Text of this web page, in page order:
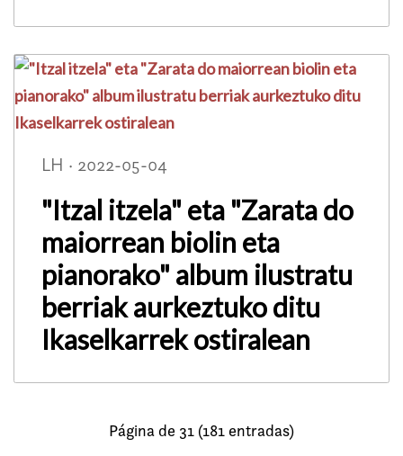
LH · 2022-05-04
"Itzal itzela" eta "Zarata do
maiorrean biolin eta
pianorako" album ilustratu
berriak aurkeztuko ditu
Ikaselkarrek ostiralean
Página de 31 (181 entradas)